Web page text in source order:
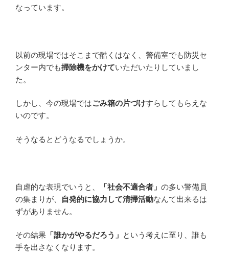
なっています。
以前の現場ではそこまで酷くはなく、警備室でも防災セ
ンター内でも掃除機をかけていただいたりしていまし
た。
しかし、今の現場ではごみ箱の片づけすらしてもらえな
いのです。
そうなるとどうなるでしょうか。
自虐的な表現でいうと、 「社会不適合者」 の多い警備員
の集まりが、
自発的に協力して清掃活動なんて出来るは
ずがありません。
その結果 「誰かがやるだろう」 という考えに至り、誰も
手を出さなくなります。